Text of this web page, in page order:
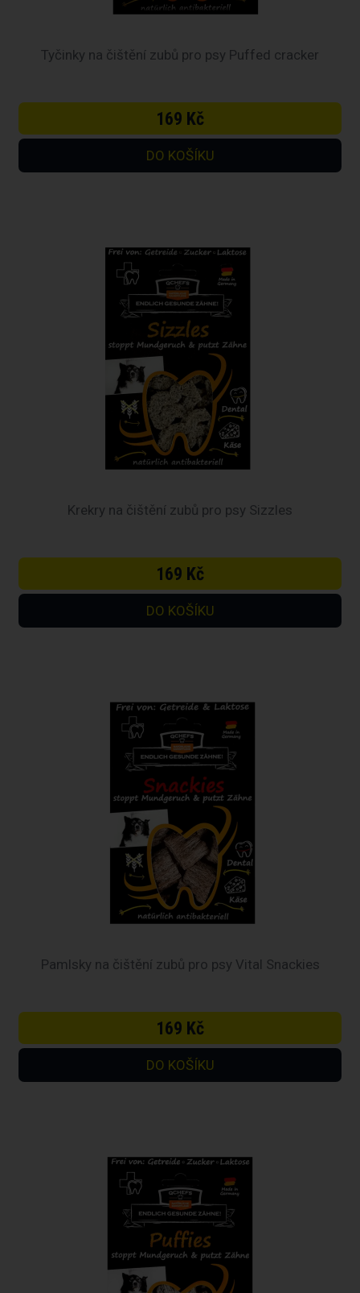
Tyčinky na čištění zubů pro psy Puffed cracker
169 Kč
Krekry na čištění zubů pro psy Sizzles
169 Kč
Pamlsky na čištění zubů pro psy Vital Snackies
169 Kč